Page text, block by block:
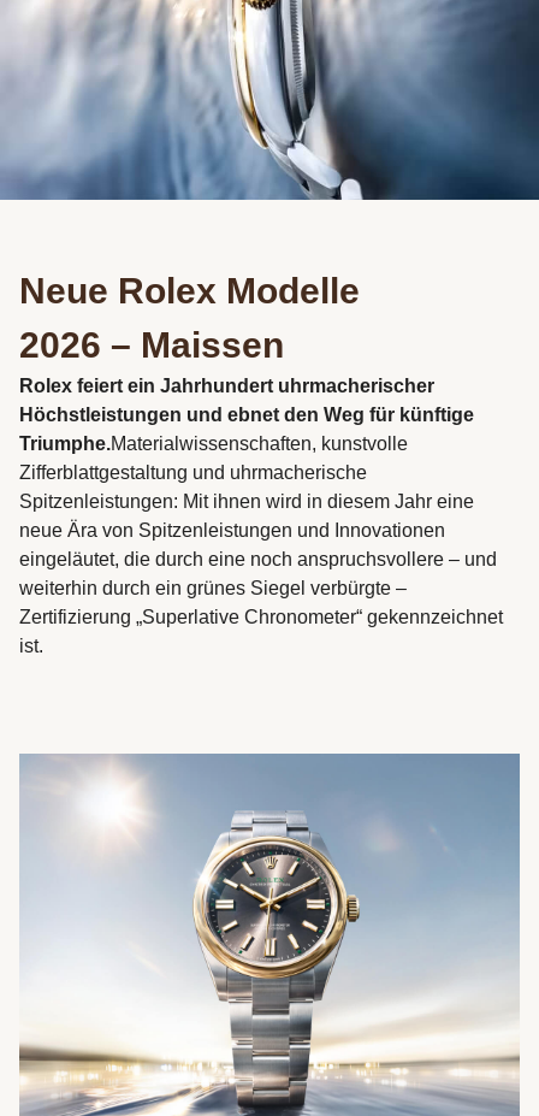
Neue Rolex Modelle
2026 – Maissen
Rolex feiert ein Jahrhundert uhrmacherischer
Höchstleistungen und ebnet den Weg für künftige
Triumphe.Materialwissenschaften, kunstvolle
Zifferblattgestaltung und uhrmacherische
Spitzenleistungen: Mit ihnen wird in diesem Jahr eine
neue Ära von Spitzenleistungen und Innovationen
eingeläutet, die durch eine noch anspruchsvollere – und
weiterhin durch ein grünes Siegel verbürgte –
Zertifizierung „Superlative Chronometer“ gekennzeichnet
ist.